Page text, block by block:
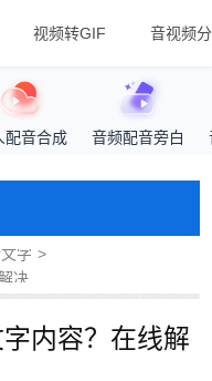
视频转GIF 音视频
配音合成 音频配音旁白
字 >
决
内容？在线解